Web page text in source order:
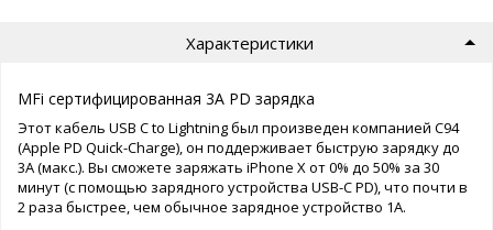
Характеристики
MFi сертифицированная 3A PD зарядка
Этот кабель USB C to Lightning был произведен компанией C94
(Apple PD Quick-Charge), он поддерживает быструю зарядку до
3А (макс.). Вы сможете заряжать iPhone X от 0% до 50% за 30
минут (с помощью зарядного устройства USB-C PD), что почти в
2 раза быстрее, чем обычное зарядное устройство 1А.